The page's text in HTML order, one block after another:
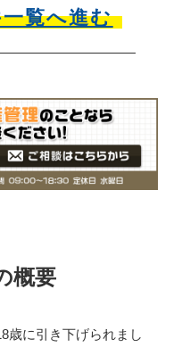
覧へ進む
概要
歳に引き下げられまし